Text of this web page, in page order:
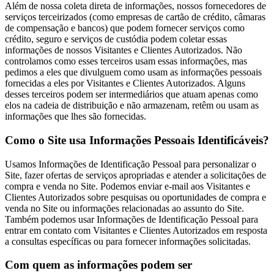
Além de nossa coleta direta de informações, nossos fornecedores de
serviços terceirizados (como empresas de cartão de crédito, câmaras
de compensação e bancos) que podem fornecer serviços como
crédito, seguro e serviços de custódia podem coletar essas
informações de nossos Visitantes e Clientes Autorizados. Não
controlamos como esses terceiros usam essas informações, mas
pedimos a eles que divulguem como usam as informações pessoais
fornecidas a eles por Visitantes e Clientes Autorizados. Alguns
desses terceiros podem ser intermediários que atuam apenas como
elos na cadeia de distribuição e não armazenam, retêm ou usam as
informações que lhes são fornecidas.
Como o Site usa Informações Pessoais Identificáveis?
Usamos Informações de Identificação Pessoal para personalizar o
Site, fazer ofertas de serviços apropriadas e atender a solicitações de
compra e venda no Site. Podemos enviar e-mail aos Visitantes e
Clientes Autorizados sobre pesquisas ou oportunidades de compra e
venda no Site ou informações relacionadas ao assunto do Site.
Também podemos usar Informações de Identificação Pessoal para
entrar em contato com Visitantes e Clientes Autorizados em resposta
a consultas específicas ou para fornecer informações solicitadas.
Com quem as informações podem ser